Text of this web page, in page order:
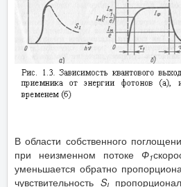
В области собственного
при неизменном потоке Ф1
уменьшается обратно
чувствительность S